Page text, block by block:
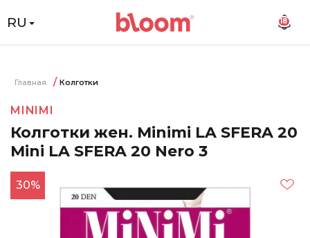
RU 18
Главная Колготки
MINIMI
Колготки жен. Minimi LA SFERA 20
Mini LA SFERA 20 Nero 3
30%